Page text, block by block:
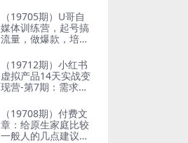
（19705期）U哥自
媒体训练营，起号搞
流量，做爆款，培养
（19712期）小红书
虚拟产品14天实战变
现营-第7期：需求挖
品矩阵×内容笔记×一
人公司进阶×全链路
（19708期）付费文
章：给原生家庭比较
一般人的几点建议，